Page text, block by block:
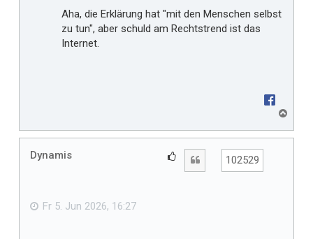
Aha, die Erklärung hat "mit den Menschen selbst
zu tun", aber schuld am Rechtstrend ist das
Internet.
c
Dynamis 102529
Fr 5. Jun 2026, 16:27